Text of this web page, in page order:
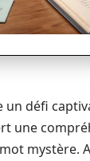
un défi
une
mystère.